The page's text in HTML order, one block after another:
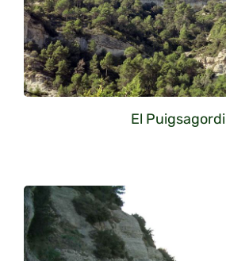
El Puigsagordi